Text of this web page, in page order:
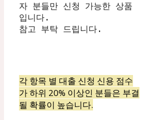
자 분들만 신청 가능한 상품
입니다.
참고 부탁 드립니다.
각 항목 별 대출 신청 신용 점수
가 하위 20% 이상인 분들은 부결
될 확률이 높습니다.